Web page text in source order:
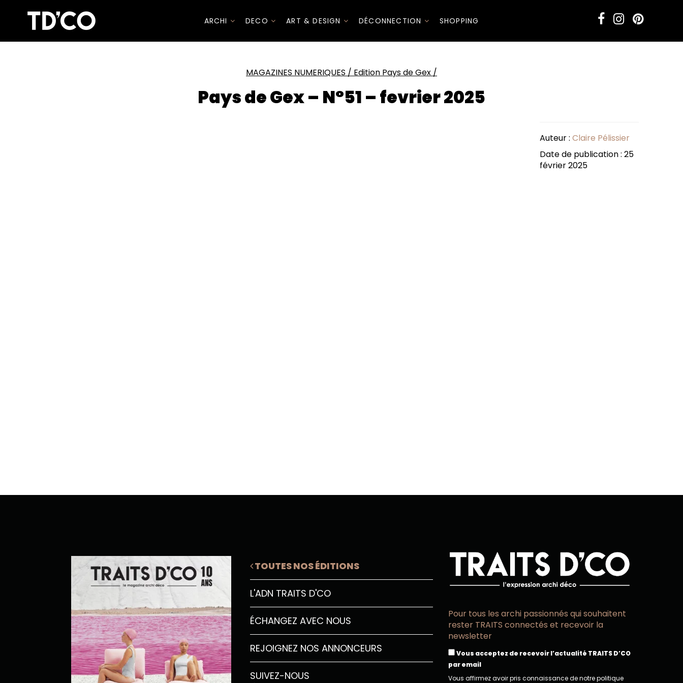
ARCHI DECO ART & DESIGN DÉCONNECTION SHOPPING
MAGAZINES NUMERIQUES / Edition Pays de Gex /
Pays de Gex – N°51 – fevrier 2025
Auteur : Claire Pélissier
Date de publication : 25
février 2025
TOUTES NOS ÉDITIONS
L'ADN TRAITS D'CO
ÉCHANGEZ AVEC NOUS
REJOIGNEZ NOS ANNONCEURS
SUIVEZ-NOUS
Pour tous les archi passionnés qui souhaitent
rester TRAITS connectés et recevoir la
newsletter
Vous acceptez de recevoir l’actualité TRAITS D’CO
par email
Vous affirmez avoir pris connaissance de notre politique